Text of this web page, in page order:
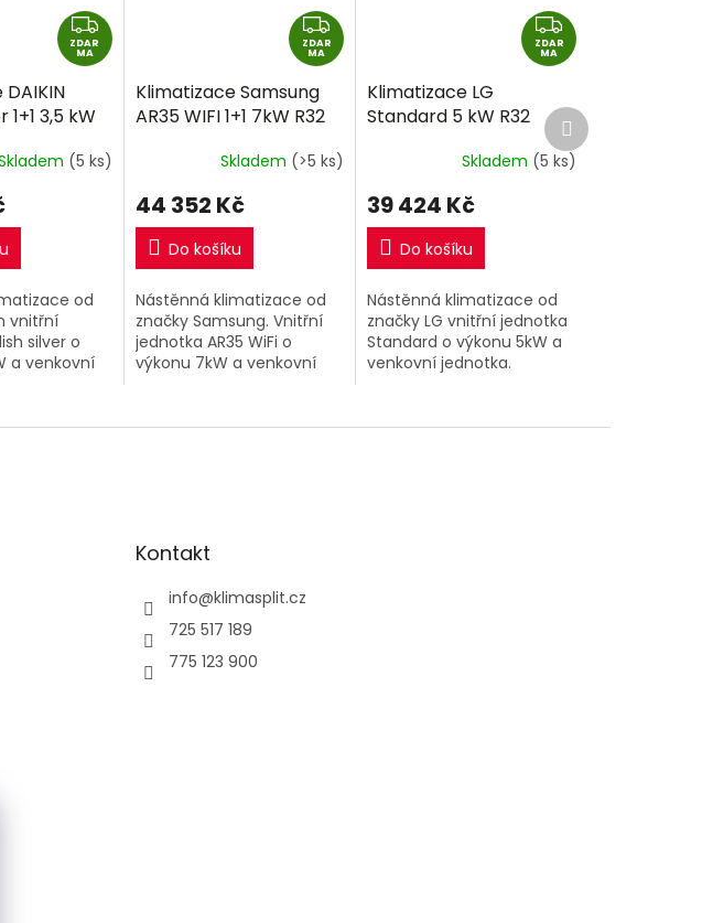
Z
D
A
ZDAR
MA
1+1 3,5 kW
(5 ks)
od
vnitřní
silver o
a venkovní
Z
D
A
ZDAR
MA
Klimatizace Samsung
AR35 WIFI 1+1 7kW R32
Skladem (>5 ks)
44 352 Kč
Do košíku
Nástěnná klimatizace od
značky Samsung. Vnitřní
jednotka AR35 WiFi o
výkonu 7kW a venkovní
Z
D
R
M
A
ZDAR
MA
Klimatizace LG
Standard 5 kW R32
Skladem (5 ks)
39 424 Kč
Do košíku
Nástěnná klimatizace od
značky LG vnitřní jednotka
Standard o výkonu 5kW a
venkovní jednotka.
Další
produkt
Kontakt
info@klimasplit.cz
725 517 189
775 123 900